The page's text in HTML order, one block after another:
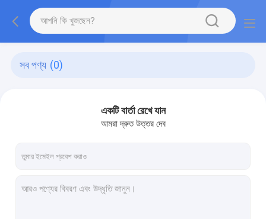
সব পণ্য (0)
একটি বার্তা রেখে যান
আমরা দ্রুত উত্তর দেব